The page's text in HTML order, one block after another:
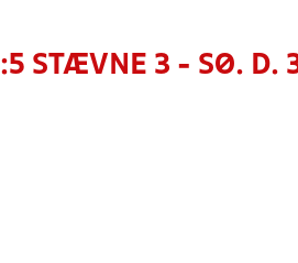
STÆVNE 3 - SØ. D.